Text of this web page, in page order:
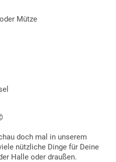
Mütze
doch mal in unserem
nützliche Dinge für Deine
Halle oder draußen.